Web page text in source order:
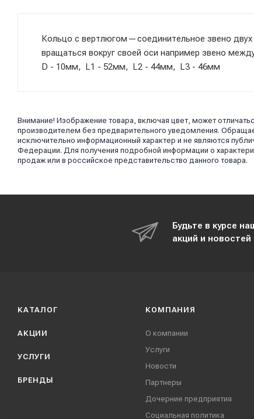
Кольцо с вертлюгом — соединительное звено
вращаться вокруг своей оси например звено
D - 10мм, L1 - 52мм, L2 - 44мм, L3 - 46мм
Внимание! Изображение товара, включая цвет, может
производителем без предварительного уведомления.
исключительно информационный характер и не являются
Федерации. Для получения подробной информации о
продаж или в российское представительство данного товара.
Будьте в курсе
акций и новостей
КАТАЛОГ
АКЦИИ
УСЛУГИ
БРЕНДЫ
КОМПАНИЯ
О компании
Услуги
Новости
Партнеры
Дочерние предприятия
Социальная политика